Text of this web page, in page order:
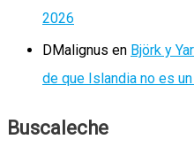
2026
DMalignus en Björk y
de que Islandia no es
Buscaleche